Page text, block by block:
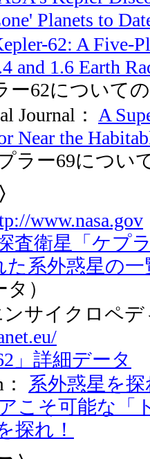
Planets to
62: A Five-
and 1.6 Earth
ー62について
Journal： A
Near the
ラー69につい
www.nasa.gov
査衛星「ケプ
た系外惑星の一
）
ンサイクロペデ
」詳細データ
系外惑星を
こそ可能な「
探れ！